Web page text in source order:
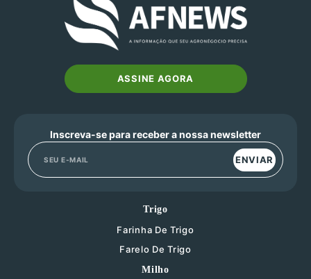
ASSINE AGORA
Inscreva-se para receber a nossa newsletter
ENVIAR
Trigo
Farinha De Trigo
Farelo De Trigo
Milho